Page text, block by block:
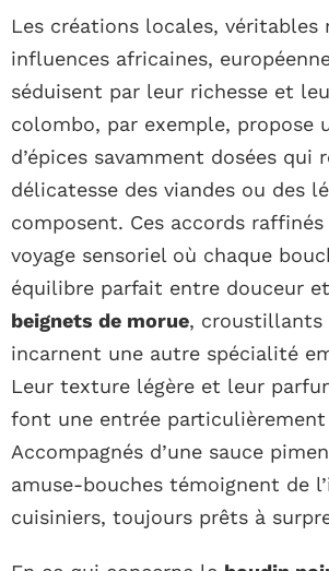
Les créations locales, véritables
influences africaines,
séduisent par leur richesse et
colombo, par exemple, propose
d’épices savamment dosées qui
délicatesse des viandes ou des
composent. Ces accords
voyage sensoriel où chaque
équilibre parfait entre douceur
beignets de morue, croustillants
incarnent une autre spécialité
Leur texture légère et leur
font une entrée particulièrement
Accompagnés d’une sauce
amuse-bouches témoignent de
cuisiniers, toujours prêts à